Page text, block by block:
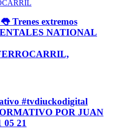
Trenes extremos
NATIONAL
#tvdiuckodigital
POR JUAN
21